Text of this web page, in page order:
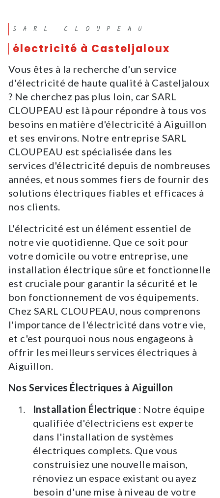
SARL CLOUPEAU
électricité à Casteljaloux
Vous êtes à la recherche d'un service
d'électricité de haute qualité à Casteljaloux
? Ne cherchez pas plus loin, car SARL
CLOUPEAU est là pour répondre à tous vos
besoins en matière d'électricité à Aiguillon
et ses environs. Notre entreprise SARL
CLOUPEAU est spécialisée dans les
services d'électricité depuis de nombreuses
années, et nous sommes fiers de fournir des
solutions électriques fiables et efficaces à
nos clients.
L'électricité est un élément essentiel de
notre vie quotidienne. Que ce soit pour
votre domicile ou votre entreprise, une
installation électrique sûre et fonctionnelle
est cruciale pour garantir la sécurité et le
bon fonctionnement de vos équipements.
Chez SARL CLOUPEAU, nous comprenons
l'importance de l'électricité dans votre vie,
et c'est pourquoi nous nous engageons à
offrir les meilleurs services électriques à
Aiguillon.
Nos Services Électriques à Aiguillon
Installation Électrique : Notre équipe
qualifiée d'électriciens est experte
dans l'installation de systèmes
électriques complets. Que vous
construisiez une nouvelle maison,
rénoviez un espace existant ou ayez
besoin d'une mise à niveau de votre